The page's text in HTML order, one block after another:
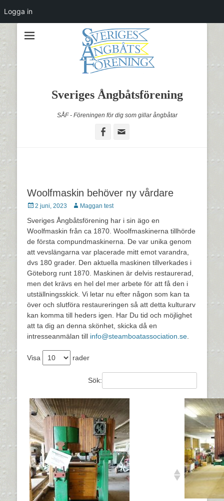
Sveriges Ångbåtsförening
SÅF - Föreningen för dig som gillar ångbåtar
Facebook
Woolfmaskin behöver ny vårdare
Postades
2 juni, 2023 Författare
Maggan test
Sveriges Ångbåtsförening har i sin ägo en
Woolfmaskin från ca 1870. Woolfmaskinerna tillhörde
de första compundmaskinerna. De var unika genom
att vevslängarna var placerade mitt emot varandra,
dvs 180 grader. Den aktuella maskinen tillverkades i
Göteborg runt 1870. Maskinen är delvis restaurerad,
men det krävs en hel del mer arbete för att få den i
utställningsskick. Vi letar nu efter någon som kan ta
över och slutföra restaureringen så att detta kulturarv
kan komma till heders igen. Har Du tid och möjlighet
att ta dig an denna skönhet, skicka då en
intresseanmälan till info@steamboatassociation.se
Visa rader
Sök:
Logga in